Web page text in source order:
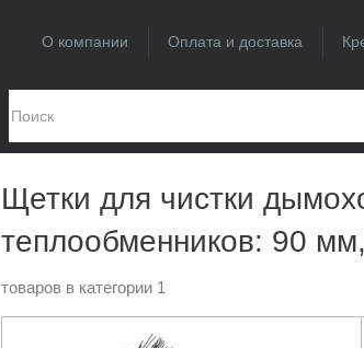
О компании Оплата и доставка
Щетки для чистки
теплообменников: 90
товаров в категории 1